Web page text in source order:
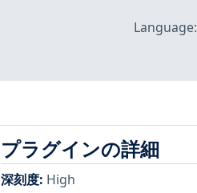
Language:
プラグインの詳細
深刻度: High